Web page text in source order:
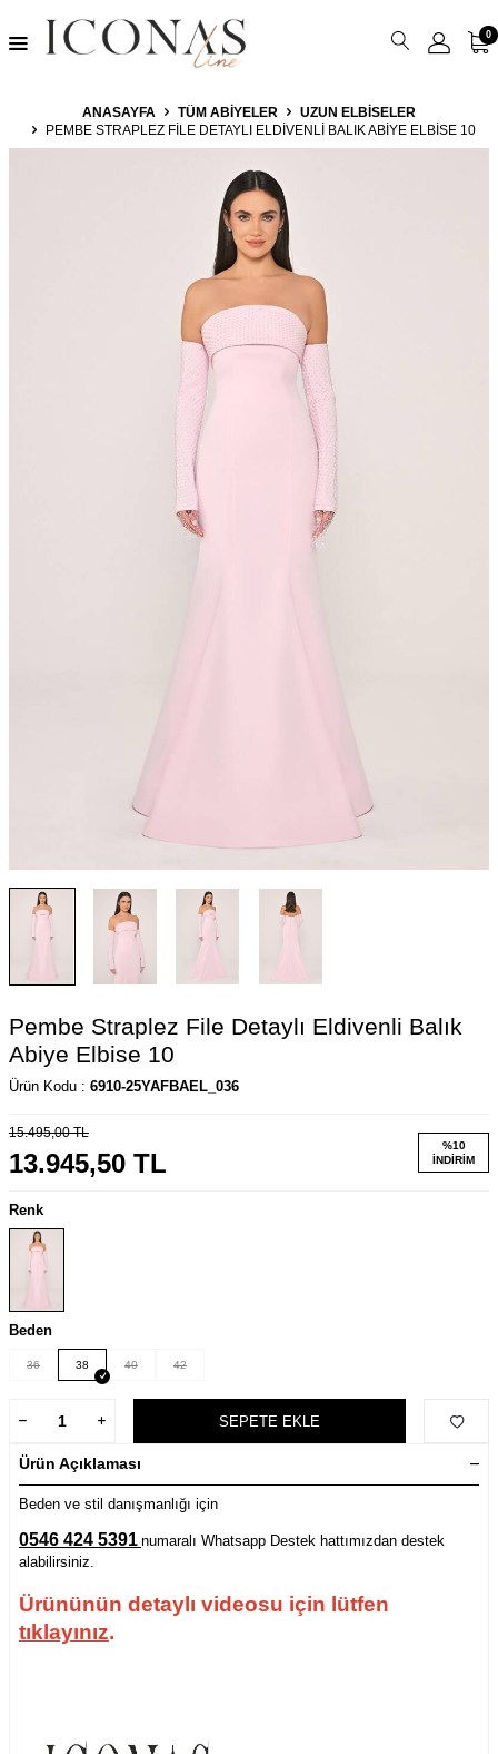
0
ANASAYFA TÜM ABIYELER
UZUN ELBISELER
PEMBE STRAPLEZ FILE DETAYLI ELDIVENLI BALIK ABIYE ELBISE 10
Pembe Straplez File Detaylı Eldivenli Balık
Abiye Elbise 10
Ürün Kodu : 6910-25YAFBAEL_036
15.495,00TL
13.945,50 TL
%10
İNDIRIM
Renk
Beden
36 38 40 42
SEPETE EKLE
Ürün Açıklaması
Beden ve stil danışmanlığı için
0546 424 5391 numaralı Whatsapp Destek hattımızdan destek
alabilirsiniz.
Ürününün detaylı videosu için lütfen
tıklayınız.